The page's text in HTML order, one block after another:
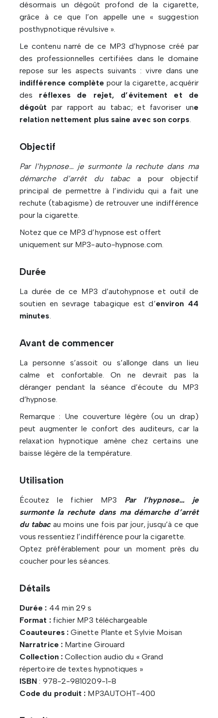
désormais un dégoût profond de la cigarette,
grâce à ce que l’on appelle une « suggestion
posthypnotique révulsive ».
Le contenu narré de ce MP3 d’hypnose créé par
des professionnelles certifiées dans le domaine
repose sur les aspects suivants : vivre dans une
indifférence complète pour la cigarette, acquérir
des réflexes de rejet, d’évitement et de
dégoût par rapport au tabac; et favoriser une
relation nettement plus saine avec son corps.
Objectif
Par l’hypnose… je surmonte la rechute dans ma
démarche d’arrêt du tabaca pour objectif
principal de permettre à l’individu qui a fait une
rechute (tabagisme) de retrouver une indifférence
pour la cigarette.
Notez que ce MP3 d’hypnose est offert
uniquement sur MP3-auto-hypnose.com.
Durée
La durée de ce MP3 d’autohypnose et outil de
soutien en sevrage tabagique est d’environ 44
minutes.
Avant de commencer
La personne s’assoit ou s’allonge dans un lieu
calme et confortable. On ne devrait pas la
déranger pendant la séance d’écoute du MP3
d’hypnose.
Remarque : Une couverture légère (ou un drap)
peut augmenter le confort des auditeurs, car la
relaxation hypnotique amène chez certains une
baisse légère de la température.
Utilisation
Écoutez le fichier MP3 Par l’hypnose… je
surmonte la rechute dans ma démarche d’arrêt
du tabac au moins une fois par jour, jusqu’à ce que
vous ressentiez l’indifférence pour la cigarette.
Optez préférablement pour un moment près du
coucher pour les séances.
Détails
Durée : 44 min 29 s
Format :fichier MP3 téléchargeable
Coauteures :Ginette Plante et Sylvie Moisan
Narratrice :Martine Girouard
Collection :Collection audio du « Grand
répertoire de textes hypnotiques »
ISBN : 978-2-9810209-1-8
Code du produit : MP3AUTOHT-400